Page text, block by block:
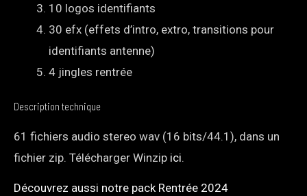
10 logos identifiants
30 efx (effets d’intro, extro, transitions pour
identifiants antenne)
4 jingles rentrée
Description technique
61 fichiers audio stereo wav (16 bits/44.1), dans un
fichier zip. Télécharger Winzip ici.
Découvrez aussi notre pack Rentrée 2024